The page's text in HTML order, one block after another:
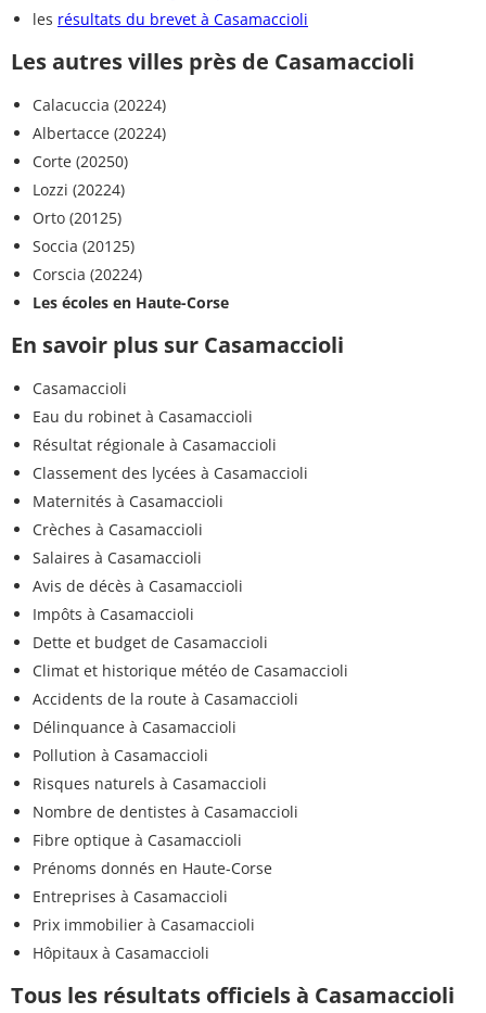
les résultats du brevet à Casamaccioli
Les autres villes près de Casamaccioli
Calacuccia (20224)
Albertacce (20224)
Corte (20250)
Lozzi (20224)
Orto (20125)
Soccia (20125)
Corscia (20224)
Les écoles en Haute-Corse
En savoir plus sur Casamaccioli
Casamaccioli
Eau du robinet à Casamaccioli
Résultat régionale à Casamaccioli
Classement des lycées à Casamaccioli
Maternités à Casamaccioli
Crèches à Casamaccioli
Salaires à Casamaccioli
Avis de décès à Casamaccioli
Impôts à Casamaccioli
Dette et budget de Casamaccioli
Climat et historique météo de Casamaccioli
Accidents de la route à Casamaccioli
Délinquance à Casamaccioli
Pollution à Casamaccioli
Risques naturels à Casamaccioli
Nombre de dentistes à Casamaccioli
Fibre optique à Casamaccioli
Prénoms donnés en Haute-Corse
Entreprises à Casamaccioli
Prix immobilier à Casamaccioli
Hôpitaux à Casamaccioli
Tous les résultats officiels à Casamaccioli